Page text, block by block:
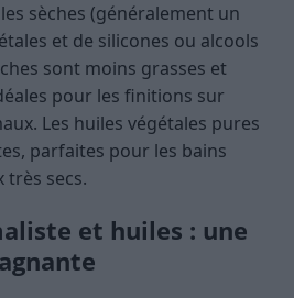
sèches (généralement un
et de silicones ou alcools
sont moins grasses et
pour les finitions sur
Les huiles végétales pures
parfaites pour les bains
très secs.
et huiles : une